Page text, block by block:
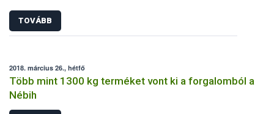
TOVÁBB
2018. március 26., hétfő
Több mint 1300 kg terméket vont ki a forgalomból a
Nébih